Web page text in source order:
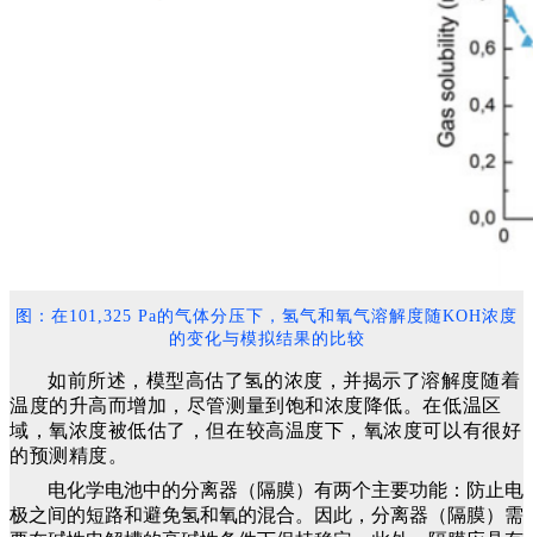
图：在101,325 Pa的气体分压下，氢气和氧气溶解度随KOH浓度
的变化与模拟结果的比较
如前所述，模型高估了氢的浓度，并揭示了溶解度随着
温度的升高而增加，尽管测量到饱和浓度降低。在低温区
域，氧浓度被低估了，但在较高温度下，氧浓度可以有很好
的预测精度。
电化学电池中的分离器（隔膜）有两个主要功能：防止电
极之间的短路和避免氢和氧的混合。因此，分离器（隔膜）需